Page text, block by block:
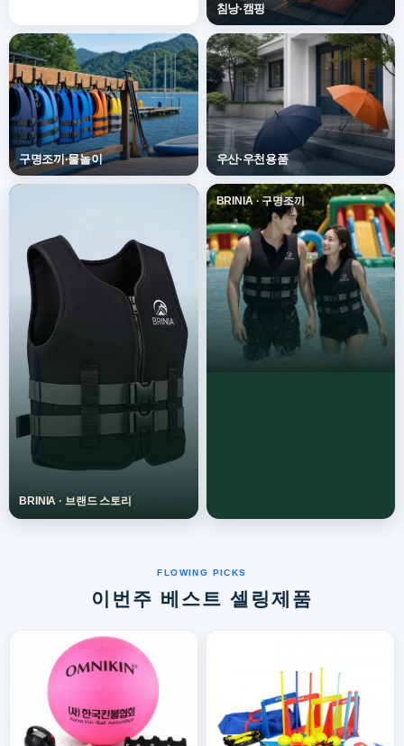
이번주 베스트 셀링제품